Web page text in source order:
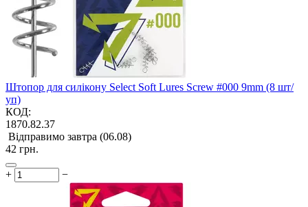
Штопор для силікону Select Soft Lures Screw #000 9mm (8 шт/
уп)
КОД:
1870.82.37
Відправимо завтра (06.08)
‍42‍ грн.
+ −